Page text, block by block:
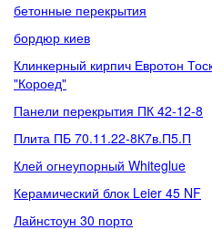
бетонные перекрытия
бордюр киев
Клинкерный кирпич Евротон
"Короед"
Панели перекрытия ПК 42-12-8
Плита ПБ 70.11.22-8К7в.П5.П
Клей огнеупорный Whiteglue
Керамический блок Leier 45 NF
Лайнстоун 30 порто